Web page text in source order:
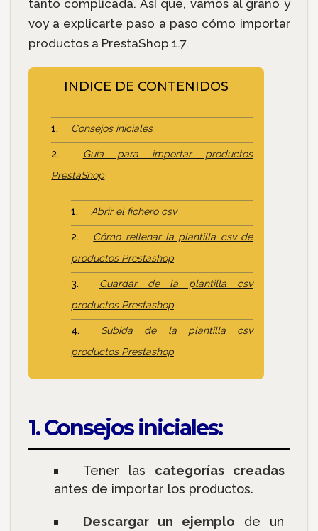
tanto complicada. Así que, vamos al grano y
voy a explicarte paso a paso cómo importar
productos a PrestaShop 1.7.
INDICE DE CONTENIDOS
Consejos iniciales
Guía para importar productos
PrestaShop
Abrir el fichero csv
Cómo rellenar la plantilla csv de
productos Prestashop
Guardar de la plantilla csv
productos Prestashop
Subida de la plantilla csv
productos Prestashop
1. Consejos iniciales:
Tener las categorías creadas
antes de importar los productos.
Descargar un ejemplo de un